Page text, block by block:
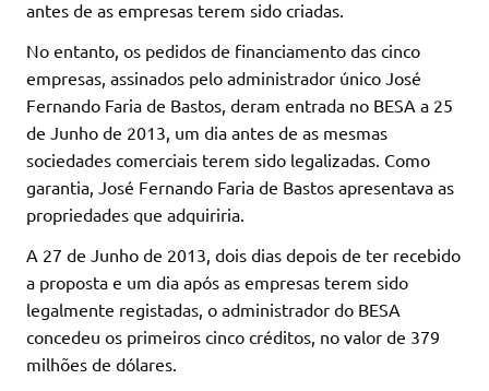
antes de as empresas terem sido criadas.
No entanto, os pedidos de financiamento das cinco
empresas, assinados pelo administrador único José
Fernando Faria de Bastos, deram entrada no BESA a 25
de Junho de 2013, um dia antes de as mesmas
sociedades comerciais terem sido legalizadas. Como
garantia, José Fernando Faria de Bastos apresentava as
propriedades que adquiriria.
A 27 de Junho de 2013, dois dias depois de ter recebido
a proposta e um dia após as empresas terem sido
legalmente registadas, o administrador do BESA
concedeu os primeiros cinco créditos, no valor de 379
milhões de dólares.